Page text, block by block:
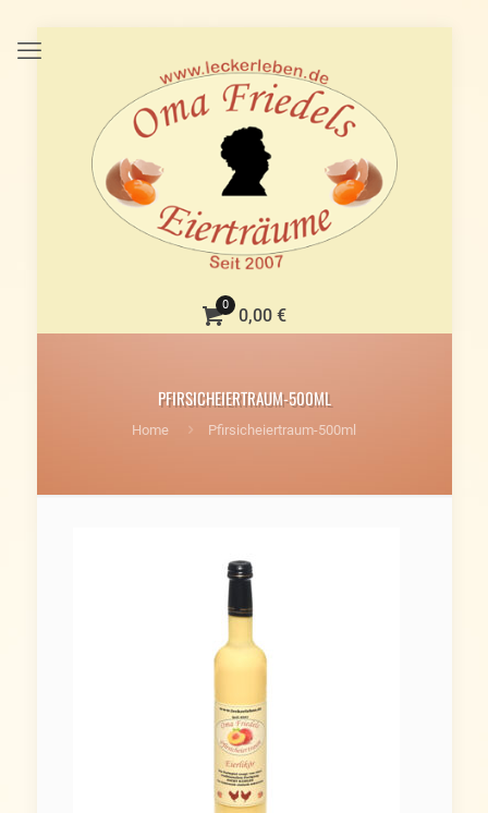
0
0,00 €
PFIRSICHEIERTRAUM-500ML
Home Pfirsicheiertraum-500ml